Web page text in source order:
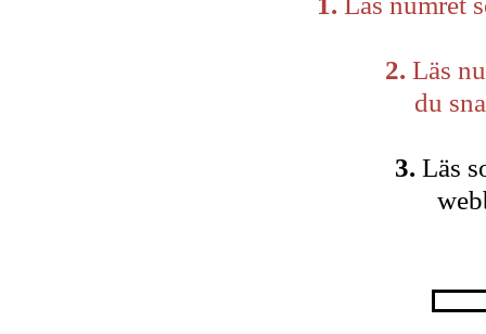
2. Läs
du
3. Läs